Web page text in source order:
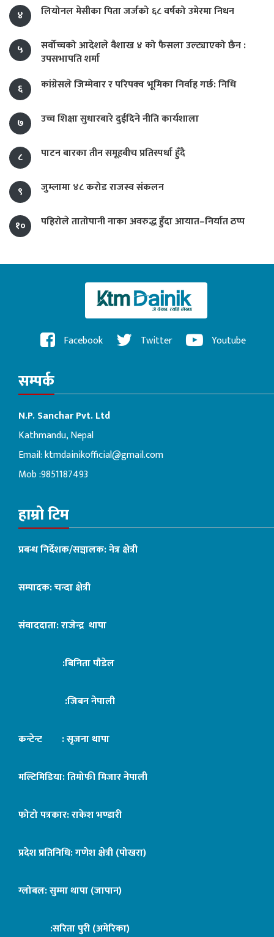
४
लियोनल मेसीका पिता जर्जको ६८ वर्षको उमेरमा निधन
५
सर्वोच्चको आदेशले वैशाख ४ को फैसला उल्ट्याएको छैन :
उपसभापति शर्मा
६
कांग्रेसले जिम्मेवार र परिपक्व भूमिका निर्वाह गर्छ: निधि
७ उच्च शिक्षा सुधारबारे दुईदिने नीति कार्यशाला
८ पाटन बारका तीन समूहबीच प्रतिस्पर्धा हुँदै
९ जुम्लामा ४८ करोड राजस्व संकलन
१० पहिरोले तातोपानी नाका अवरुद्ध हुँदा आयात–निर्यात ठप्प
Facebook Twitter Youtube
सम्पर्क
N.P. Sanchar Pvt. Ltd
Kathmandu, Nepal
Email:ktmdainikofficial@gmail.com
Mob :9851187493
हाम्रो टिम
प्रबन्ध निर्देशक/सञ्चालक: नेत्र क्षेत्री
सम्पादक: चन्दा क्षेत्री
संवाददाता: राजेन्द्र थापा
:बिनिता पौडेल
:जिबन नेपाली
कन्टेन्ट : सृजना थापा
मल्टिमिडिया: तिमोफी मिजार नेपाली
फोटो पत्रकार: राकेश भण्डारी
प्रदेश प्रतिनिधि: गणेश क्षेत्री (पोखरा)
ग्लोबल: सुम्मा थापा (जापान)
:सरिता पुरी (अमेरिका)